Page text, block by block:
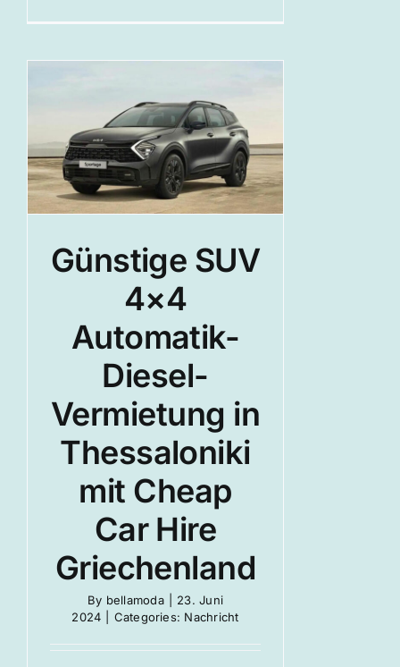
Günstige SUV
4×4
Automatik-
Diesel-
Vermietung in
Thessaloniki
mit Cheap
Car Hire
Griechenland
By bellamoda
23. Juni
2024
Categories: Nachricht